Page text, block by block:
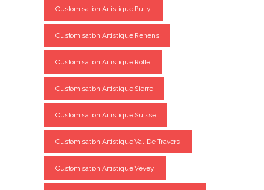
Customisation Artistique Pully
Customisation Artistique Renens
Customisation Artistique Rolle
Customisation Artistique Sierre
Customisation Artistique Suisse
Customisation Artistique Val-De-Travers
Customisation Artistique Vevey